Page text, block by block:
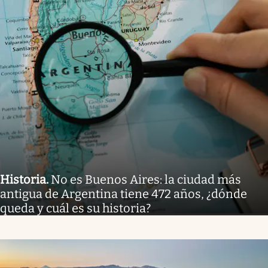
Historia. No es Buenos Aires: la ciudad más
antigua de Argentina tiene 472 años, ¿dónde
queda y cuál es su historia?